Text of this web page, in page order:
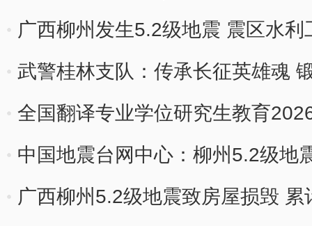
广西柳州发生5.2级地震 震区水
武警桂林支队：传承长征英雄魂
全国翻译专业学位研究生教育
中国地震台网中心：柳州5.2级地
广西柳州5.2级地震致房屋损毁